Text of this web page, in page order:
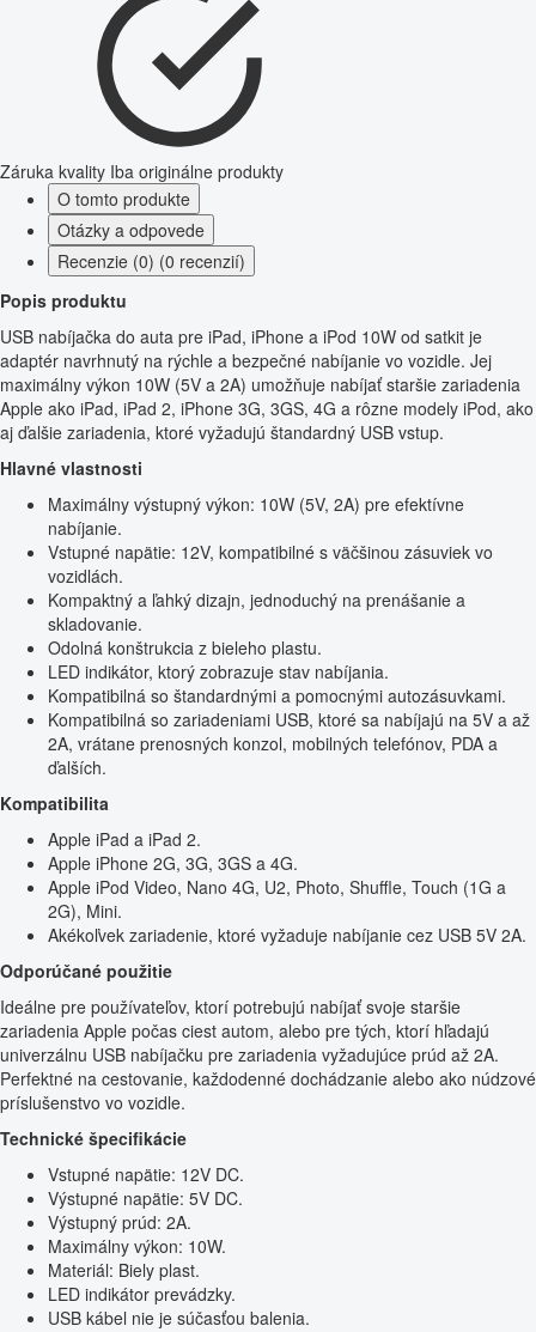
Záruka kvality Iba originálne produkty
O tomto produkte
Otázky a odpovede
Recenzie (0) (0 recenzií)
Popis produktu
USB nabíjačka do auta pre iPad, iPhone a iPod 10W od satkit je
adaptér navrhnutý na rýchle a bezpečné nabíjanie vo vozidle. Jej
maximálny výkon 10W (5V a 2A) umožňuje nabíjať staršie zariadenia
Apple ako iPad, iPad 2, iPhone 3G, 3GS, 4G a rôzne modely iPod, ako
aj ďalšie zariadenia, ktoré vyžadujú štandardný USB vstup.
Hlavné vlastnosti
Maximálny výstupný výkon: 10W (5V, 2A) pre efektívne
nabíjanie.
Vstupné napätie: 12V, kompatibilné s väčšinou zásuviek vo
vozidlách.
Kompaktný a ľahký dizajn, jednoduchý na prenášanie a
skladovanie.
Odolná konštrukcia z bieleho plastu.
LED indikátor, ktorý zobrazuje stav nabíjania.
Kompatibilná so štandardnými a pomocnými autozásuvkami.
Kompatibilná so zariadeniami USB, ktoré sa nabíjajú na 5V a až
2A, vrátane prenosných konzol, mobilných telefónov, PDA a
ďalších.
Kompatibilita
Apple iPad a iPad 2.
Apple iPhone 2G, 3G, 3GS a 4G.
Apple iPod Video, Nano 4G, U2, Photo, Shuffle, Touch (1G a
2G), Mini.
Akékoľvek zariadenie, ktoré vyžaduje nabíjanie cez USB 5V 2A.
Odporúčané použitie
Ideálne pre používateľov, ktorí potrebujú nabíjať svoje staršie
zariadenia Apple počas ciest autom, alebo pre tých, ktorí hľadajú
univerzálnu USB nabíjačku pre zariadenia vyžadujúce prúd až 2A.
Perfektné na cestovanie, každodenné dochádzanie alebo ako núdzové
príslušenstvo vo vozidle.
Technické špecifikácie
Vstupné napätie: 12V DC.
Výstupné napätie: 5V DC.
Výstupný prúd: 2A.
Maximálny výkon: 10W.
Materiál: Biely plast.
LED indikátor prevádzky.
USB kábel nie je súčasťou balenia.